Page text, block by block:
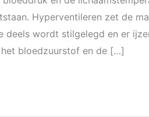
Hyperventileren zet de
deels wordt stilgelegd en er
bloedzuurstof en de […]